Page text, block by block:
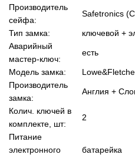
Производитель
сейфа:
Safetronics
Тип замка:
ключевой +
Аварийный
мастер-ключ:
есть
Модель замка:
Производитель
замка:
Англия +
Колич. ключей в
комплекте, шт:
2
Питание
электронного
батарейка